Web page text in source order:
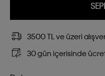
3500 TL ve üzeri
30 gün içerisinde